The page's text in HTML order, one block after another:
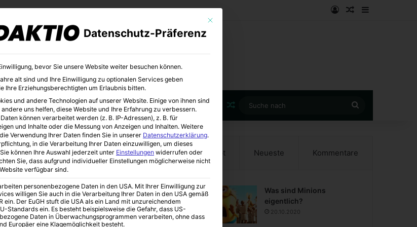
AnmeldenZufälliger
BILDUNG KUNST Zufälliger Artikel
nach
2021
Beliebt Neueste Kommentare
Was sind Minions
eigentlich?
20.10.2020
Mit diesem Button wird der Dialog geschlossen. Seine Funktionalität ist
Datenschutz-Präferenz
bevor Sie unsere Website weiter besuchen können.
alt sind und Ihre Einwilligung zu optionalen Services geben
Ihre Erziehungsberechtigten um Erlaubnis bitten.
und andere Technologien auf unserer Website. Einige von ihnen sind
uns helfen, diese Website und Ihre Erfahrung zu verbessern.
können verarbeitet werden (z. B. IP-Adressen), z. B. für
und Inhalte oder die Messung von Anzeigen und Inhalten. Weitere
Verwendung Ihrer Daten finden Sie in unserer Datenschutzerklärung.
in die Verarbeitung Ihrer Daten einzuwilligen, um dieses
Sie können Ihre Auswahl jederzeit unter Einstellungen widerrufen oder
Sie, dass aufgrund individueller Einstellungen möglicherweise nicht
verfügbar sind.
personenbezogene Daten in den USA. Mit Ihrer Einwilligung zur
willigen Sie auch in die Verarbeitung Ihrer Daten in den USA gemäß
ein. Der EuGH stuft die USA als ein Land mit unzureichendem
Standards ein. Es besteht beispielsweise die Gefahr, dass US-
Daten in Überwachungsprogrammen verarbeiten, ohne dass
Europäer eine Klagemöglichkeit besteht.